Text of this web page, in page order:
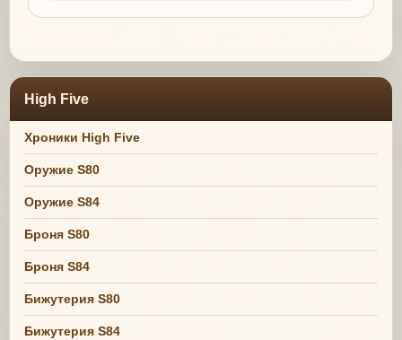
High Five
Хроники High Five
Оружие S80
Оружие S84
Броня S80
Броня S84
Бижутерия S80
Бижутерия S84